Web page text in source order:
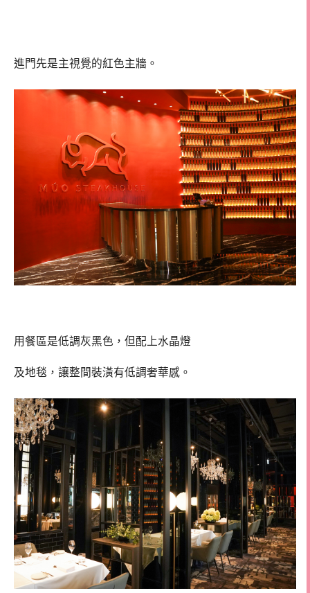
進門先是主視覺的紅色主牆。
用餐區是低調灰黑色，但配上水晶燈
及地毯，讓整間裝潢有低調奢華感。